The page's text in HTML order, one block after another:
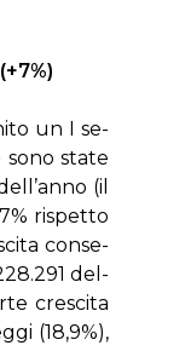
un I se­
sta­te
(il
ri­spet­to
con­se­
del­
cre­sci­ta
(18,9%),